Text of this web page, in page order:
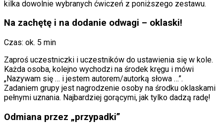
kilka dowolnie wybranych ćwiczeń z poniższego zestawu.
Na zachętę i na dodanie odwagi – oklaski!
Czas: ok. 5 min
Zaproś uczestniczki i uczestników do ustawienia się w kole.
Każda osoba, kolejno wychodzi na środek kręgu i mówi
„Nazywam się … i jestem autorem/autorką słowa …”.
Zadaniem grupy jest nagrodzenie osoby na środku oklaskami
pełnymi uznania. Najbardziej gorącymi, jak tylko dadzą radę!
Odmiana przez „przypadki”